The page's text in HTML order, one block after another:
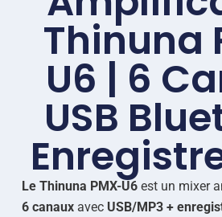
Thinuna
U6 | 6
USB
Le Thinuna PMX-U6est un mixer
6 canauxavec USB/MP3 +